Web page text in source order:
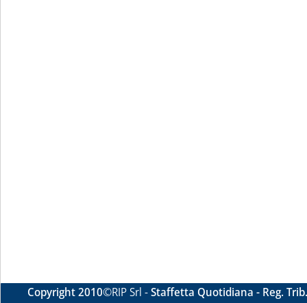
Copyright 2010©RIP Srl -Staffetta Quotidiana - Reg.